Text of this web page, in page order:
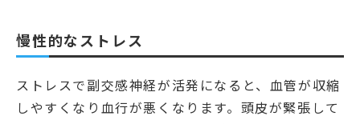
慢性的なストレス
ストレスで副交感神経が活発になると、血管が収縮
しやすくなり血行が悪くなります。頭皮が緊張して